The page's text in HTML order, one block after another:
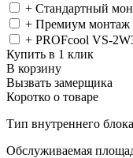
+ Стандартный
+ Премиум
+ PROFcool VS-
Купить в 1 клик
В корзину
Вызвать замерщика
Коротко о товаре
Тип внутреннего
Обслуживаемая